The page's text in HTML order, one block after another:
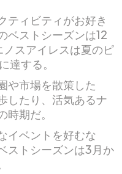
ティビティがお好き
ベストシーズンは12
スアイレスは夏のピ
する。
や市場を散策した
したり、活気あるナ
期だ。
イベントを好むな
ストシーズンは3月か